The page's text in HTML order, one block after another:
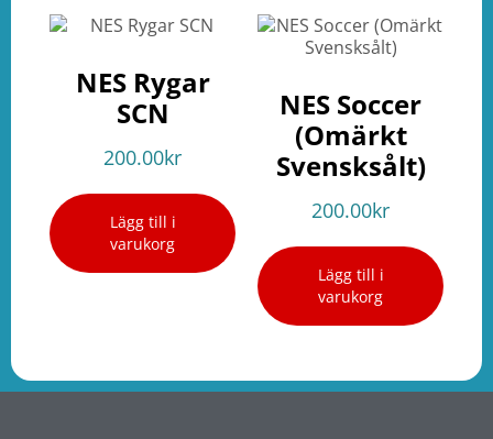
NES Rygar
SCN
200.00kr
Lägg till i
varukorg
NES Soccer
(Omärkt
Svensksålt)
200.00kr
Lägg till i
varukorg